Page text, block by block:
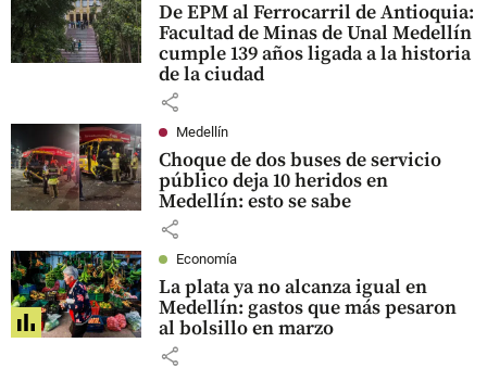
De EPM al Ferrocarril de Antioquia:
Facultad de Minas de Unal Medellín
cumple 139 años ligada a la historia
de la ciudad
share
Medellín
Choque de dos buses de servicio
público deja 10 heridos en
Medellín: esto se sabe
share
Economía
La plata ya no alcanza igual en
Medellín: gastos que más pesaron
al bolsillo en marzo
share